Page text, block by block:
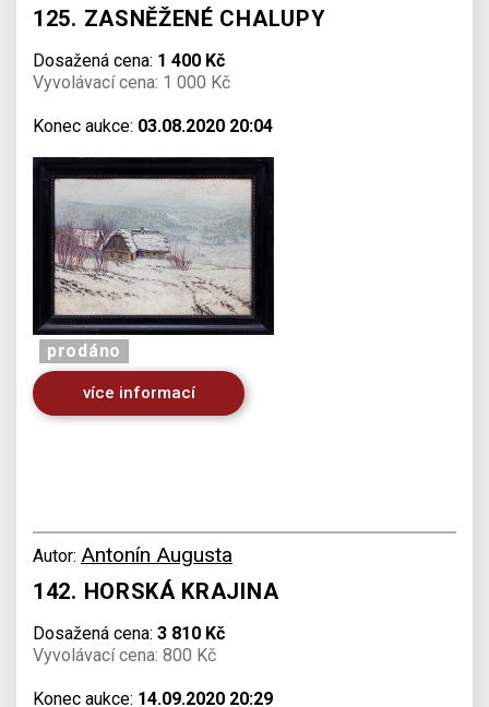
125. ZASNĚŽENÉ CHALUPY
Dosažená cena: 1 400 Kč
Vyvolávací cena: 1 000 Kč
Konec aukce: 03.08.2020 20:04
prodáno
více informací
Autor: Antonín Augusta
142. HORSKÁ KRAJINA
Dosažená cena: 3 810 Kč
Vyvolávací cena: 800 Kč
Konec aukce: 14.09.2020 20:29